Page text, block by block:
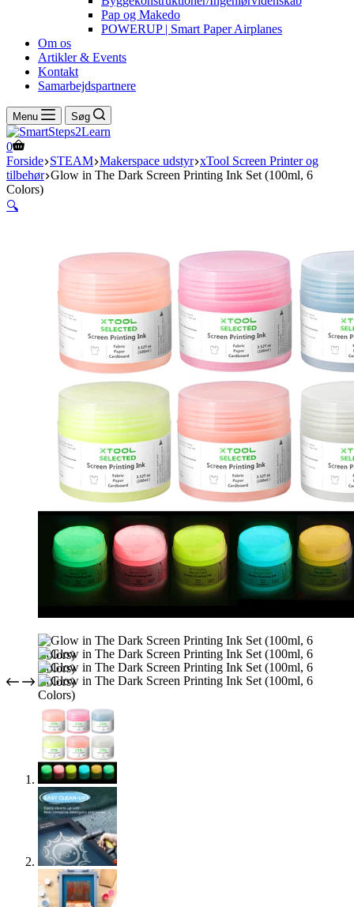
Pap og Makedo
POWERUP | Smart Paper Airplanes
Om os
Artikler & Events
Kontakt
Samarbejdspartnere
Menu Søg
Indkøbskurv
0
Forside STEAM Makerspace udstyr xTool Screen Printer og
tilbehør Glow in The Dark Screen Printing Ink Set (100ml, 6
Colors)
🔍